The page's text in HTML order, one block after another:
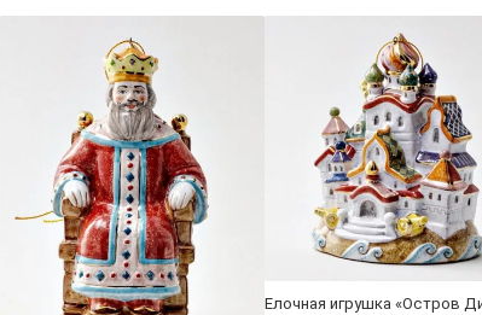
Елочная игрушка «Остров